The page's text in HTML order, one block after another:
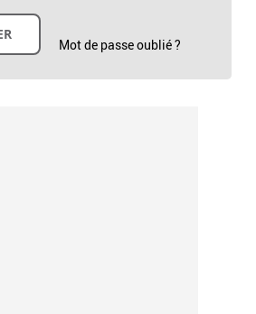
Mot de passe oublié ?